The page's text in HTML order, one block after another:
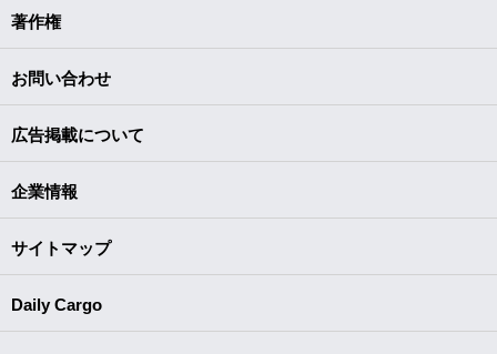
著作権
お問い合わせ
広告掲載について
企業情報
サイトマップ
Daily Cargo